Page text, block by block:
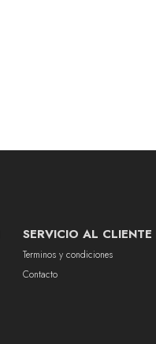
SERVICIO AL CLIENTE
Terminos y condiciones
Contacto